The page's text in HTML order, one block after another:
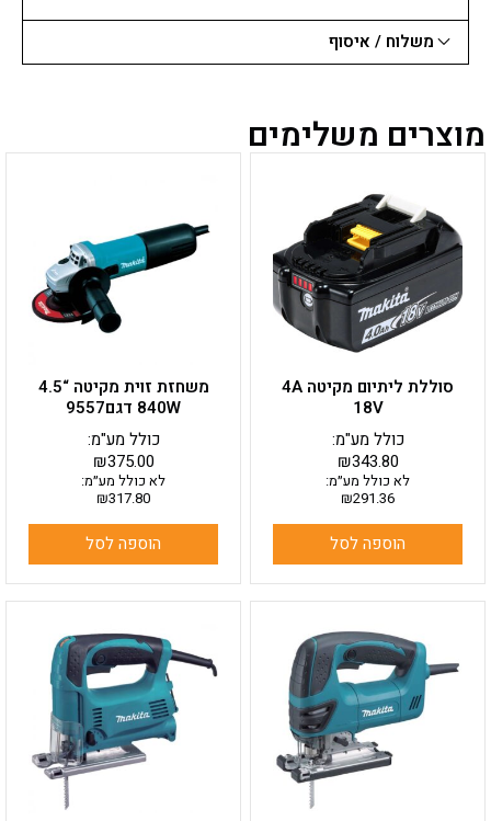
משלוח / איסוף
מוצרים משלימים
סוללת ליתיום מקיטה 4A
18V
₪343.80
כולל מע"מ:
לא כולל מע״מ:
₪291.36
הוספה לסל
משחזת זוית מקיטה “4.5
840W דגם9557
₪375.00
כולל מע"מ:
לא כולל מע״מ:
₪317.80
הוספה לסל